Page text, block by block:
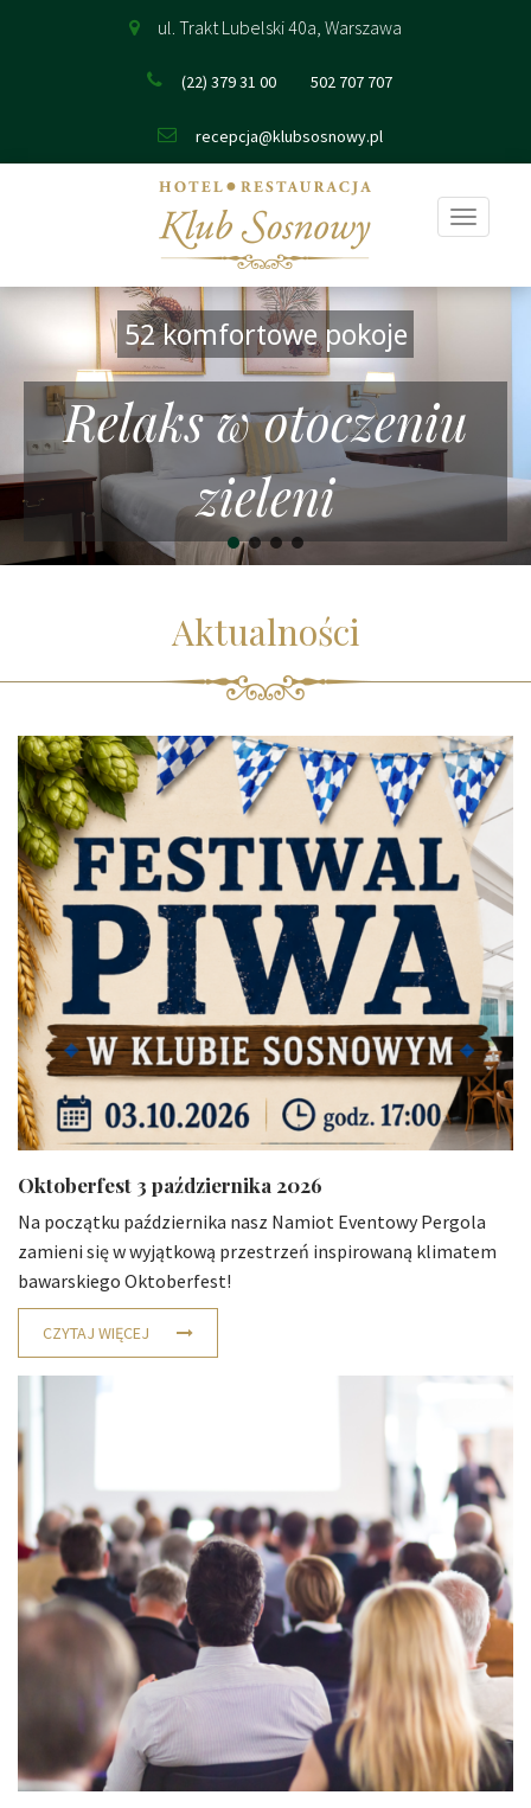
ul. Trakt Lubelski 40a, Warszawa
(22) 379 31 00 502 707 707
recepcja@klubsosnowy.pl
Pokaż
52 komfortowe pokoje
Relaks w otoczeniu
zieleni
Aktualności
Oktoberfest 3 października 2026
Na początku października nasz Namiot Eventowy Pergola
zamieni się w wyjątkową przestrzeń inspirowaną klimatem
bawarskiego Oktoberfest!
CZYTAJ WIĘCEJ